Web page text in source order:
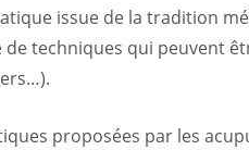
issue de la tradition
de techniques qui peuvent
proposées par les